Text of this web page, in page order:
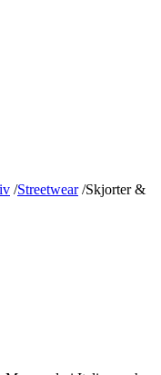
/Streetwear /Skjorter &